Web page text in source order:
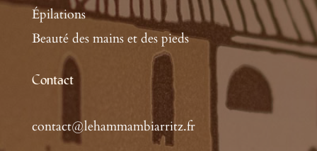
Épilations
Beauté des mains et des pieds
Contact
contact@lehammambiarritz.fr